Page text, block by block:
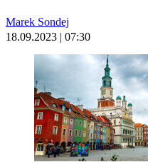
Marek Sondej
18.09.2023 | 07:30